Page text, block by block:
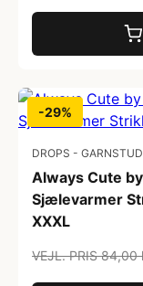
-29%
DROPS -
Always Cute
Sjælevarmer
XXXL
VEJL. PRIS 84,00